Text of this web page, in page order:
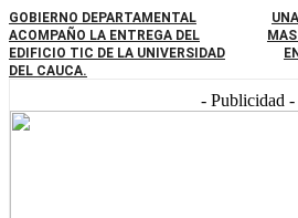
GOBIERNO DEPARTAMENTAL
ACOMPAÑO LA ENTREGA DEL
EDIFICIO TIC DE LA UNIVERSIDAD
DEL CAUCA.
- Publicidad -